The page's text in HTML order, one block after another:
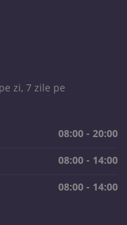
zi, 7 zile pe
08:00 - 20:00
08:00 - 14:00
08:00 - 14:00